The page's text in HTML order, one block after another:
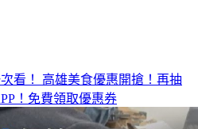
看！ 高雄美食優惠開搶！再抽
！免費領取優惠券